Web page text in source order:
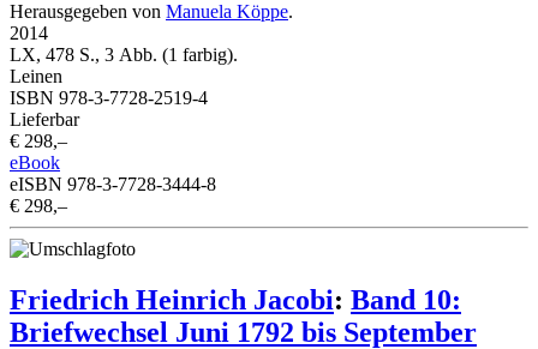
Herausgegeben von Manuela Köppe.
2014
LX, 478 S., 3 Abb. (1 farbig).
Leinen
ISBN 978-3-7728-2519-4
Lieferbar
€ 298,–
eBook
eISBN 978-3-7728-3444-8
€ 298,–
Friedrich Heinrich Jacobi: Band 10:
Briefwechsel Juni 1792 bis September